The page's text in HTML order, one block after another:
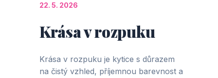
22. 5. 2026
Krása v rozpuku
Krása v rozpuku je kytice s důrazem
na čistý vzhled, příjemnou barevnost a